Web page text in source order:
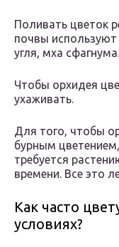
Поливать цветок
почвы
угля, мха сфагнума.
Чтобы орхидея
ухаживать.
Для того, чтобы
бурным
требуется
времени. Все это
Как часто
условиях?